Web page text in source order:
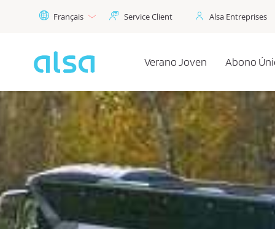
Saut au contenu principal
Français Service Client Alsa Entreprises
Verano Joven Abono